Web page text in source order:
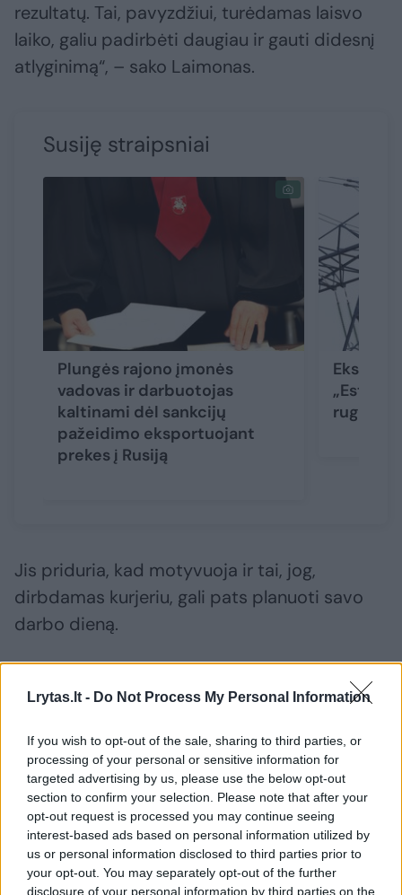
Lrytas.lt - Do Not Process My Personal Information
If you wish to opt-out of the sale, sharing to third parties, or
processing of your personal or sensitive information for
targeted advertising by us, please use the below opt-out
section to confirm your selection. Please note that after your
opt-out request is processed you may continue seeing
interest-based ads based on personal information utilized by
us or personal information disclosed to third parties prior to
your opt-out. You may separately opt-out of the further
disclosure of your personal information by third parties on the
rezultatų. Tai, pavyzdžiui, turėdamas laisvo
laiko, galiu padirbėti daugiau ir gauti didesnį
atlyginimą“, – sako Laimonas.
Susiję straipsniai
Plungės rajono įmonės
vadovas ir darbuotojas
kaltinami dėl sankcijų
pažeidimo eksportuojant
prekes į Rusiją
rugsėjį
Jis priduria, kad motyvuoja ir tai, jog,
dirbdamas kurjeriu, gali pats planuoti savo
darbo dieną.
„Pavyzdžiui, jeigu ryte, kaip aš, mėgsti ilgiau
pamiegoti, gali pradėti vėliau. Arba jei reikia
laisvo pusdienio asmeniniams reikalams,
lengvai jį gali gauti, per daug su niekuo
nederindamas. Svarbu padaryti darbą. Ta
laisvė man labai patinka“, – pasakoja
Laimonas.